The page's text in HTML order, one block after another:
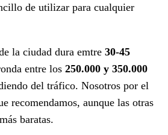
de utilizar para cualquier
la ciudad dura emtre 30-45
entre los 250.000 y 350.000
del tráfico. Nosotros por el
recomendamos, aunque las otras
baratas.